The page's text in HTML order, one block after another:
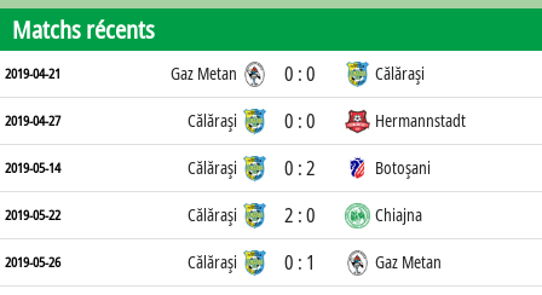
Matchs récents
2019-04-21 Gaz Metan 0 : 0 Călăraşi
2019-04-27 Călăraşi 0 : 0 Hermannstadt
2019-05-14 Călăraşi 0 : 2 Botoşani
2019-05-22 Călăraşi 2 : 0 Chiajna
2019-05-26 Călăraşi 0 : 1 Gaz Metan